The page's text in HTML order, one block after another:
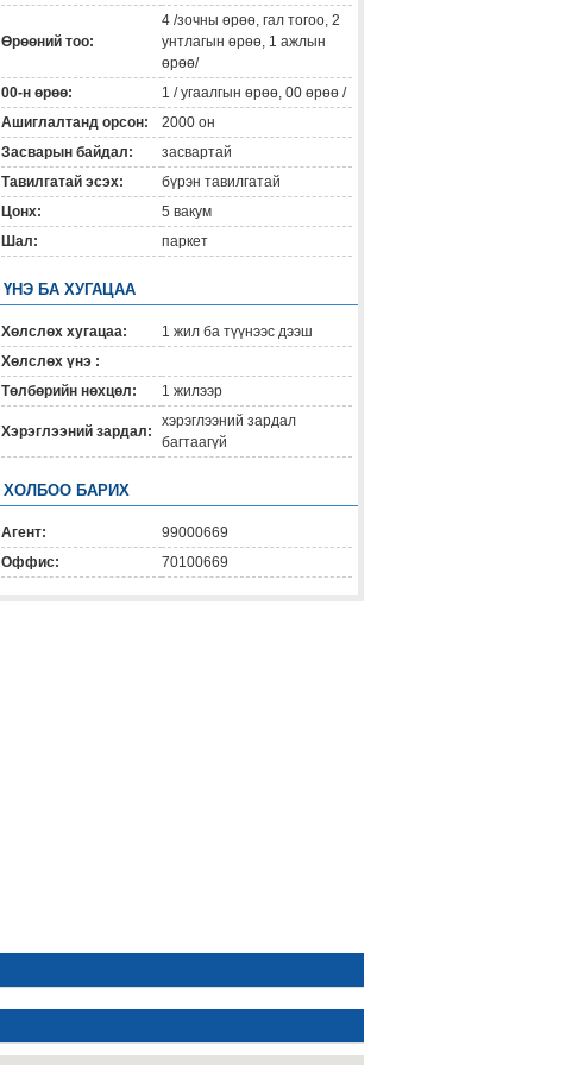
Өрөөний тоо:
4 /зочны өрөө, гал тогоо, 2
унтлагын өрөө, 1 ажлын
өрөө/
00-н өрөө:
1 / угаалгын өрөө, 00 өрөө /
Ашиглалтанд орсон:
2000 он
Засварын байдал:
засвартай
Тавилгатай эсэх:
бүрэн тавилгатай
Цонх:
5 вакум
Шал:
паркет
ҮНЭ БА ХУГАЦАА
Хөлслөх хугацаа:
1 жил ба түүнээс дээш
Хөлслөх үнэ :
Төлбөрийн нөхцөл:
1 жилээр
Хэрэглээний зардал:
хэрэглээний зардал
багтаагүй
ХОЛБОО БАРИХ
Агент:
99000669
Оффис:
70100669